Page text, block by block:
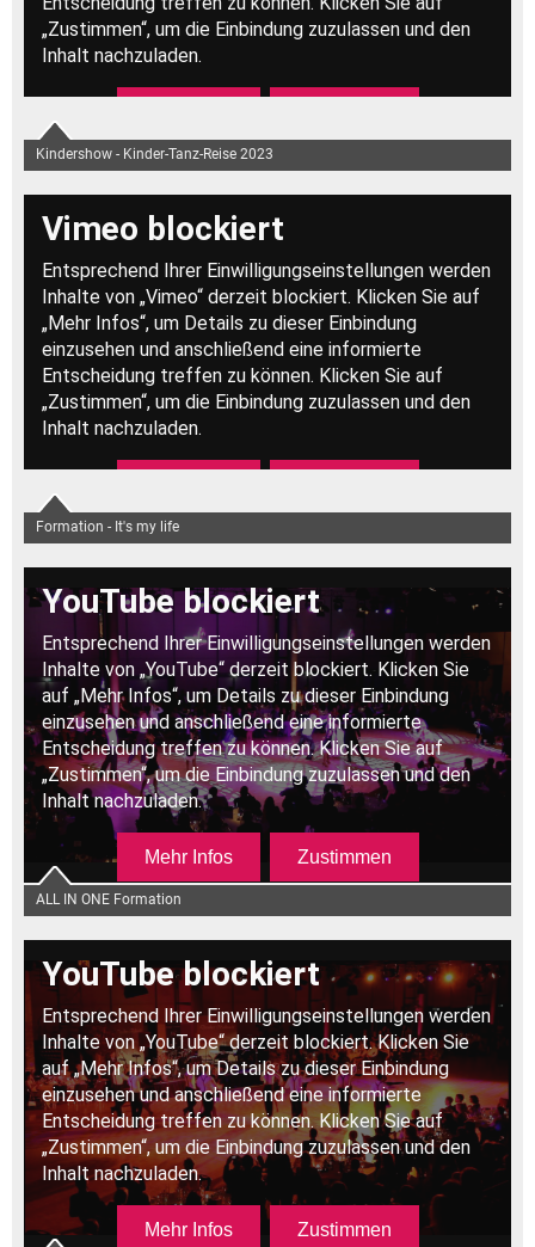
Kindershow - Kinder-Tanz-Reise 2023
Formation - It's my life
ALL IN ONE Formation